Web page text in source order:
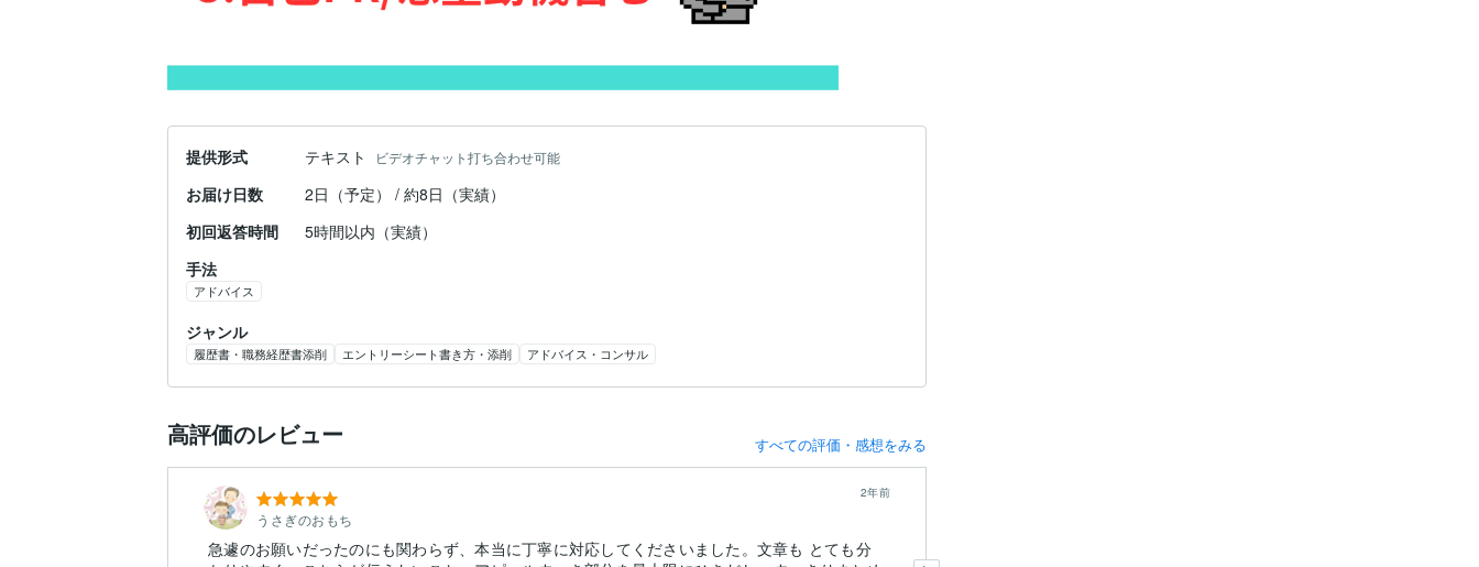
提供形式 テキスト ビデオチャット打ち合わせ可能
お届け日数
2日（予定） / 約8日（実績）
初回返答時間
5時間以内（実績）
手法
アドバイス
ジャンル
履歴書・職務経歴書添削 エントリーシート書き方・添削 アドバイス・コンサル
高評価のレビュー すべての評価・感想をみる
うさぎのおもち
2年前
急遽のお願いだったのにも関わらず、本当に丁寧に対応してくださいました。文章も とても分